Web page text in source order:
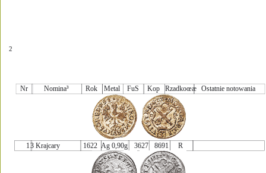
2
Nr Nomina³ Rok Metal FuS Kop Rzadkoœæ Ostatnie notowania
13 Krajcary 1622 Ag 0,90g 3627 8691 R